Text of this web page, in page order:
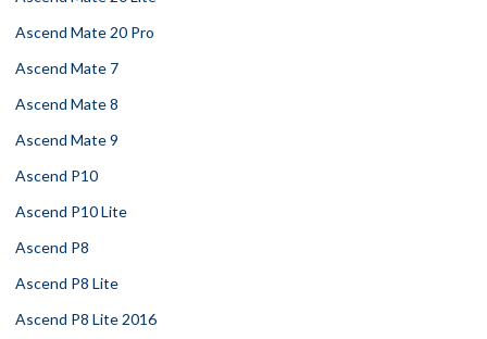
Ascend Mate 20 Pro
Ascend Mate 7
Ascend Mate 8
Ascend Mate 9
Ascend P10
Ascend P10 Lite
Ascend P8
Ascend P8 Lite
Ascend P8 Lite 2016